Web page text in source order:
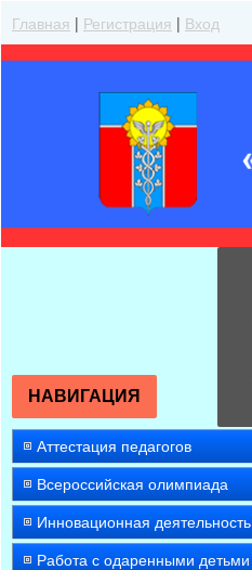
Главная | Регистрация | Вход
НАВИГАЦИЯ
Аттестация педагогов
Всероссийская олимпиада
Инновационная деятельность
Работа с одаренными детьми